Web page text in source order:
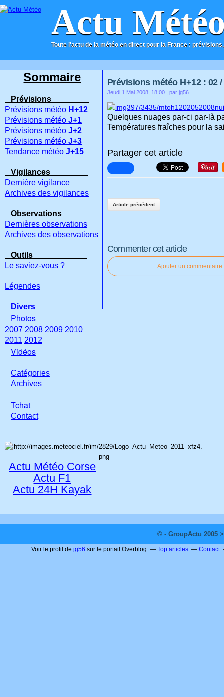
Actu
Toute l'actu de la météo en direct pour la France :
ACCUEIL CONTACT
Prévisions météo H+12 : 02
Jeudi 1 Mai 2008, 18:00 , par jg56
Quelques nuages par-ci par-là
Températures fraîches pour la
Partager cet article
Article précédent
Commenter cet article
Ajouter un commentaire
Sommaire
Prévisions
Prévisions météo H+12
Prévisions météo J+1
Prévisions météo J+2
Prévisions météo J+3
Tendance météo J+15
Vigilances
Dernière vigilance
Archives des vigilances
Observations
Dernières observations
Archives des observations
Outils
Le saviez-vous ?
Légendes
Divers
Photos
2007 2008 2009 2010
2011 2012
Vidéos
Catégories
Archives
Tchat
Contact
Actu Météo Corse
Actu F1
Actu 24H Kayak
© - GroupActu 2005
Voir le profil dejg56 sur le portail Overblog Top articles Contact